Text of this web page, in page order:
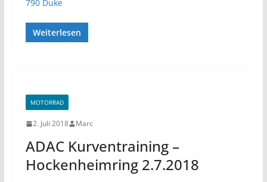
790 Duke
Weiterlesen
MOTORRAD
2. Juli 2018 Marc
ADAC Kurventraining –
Hockenheimring 2.7.2018